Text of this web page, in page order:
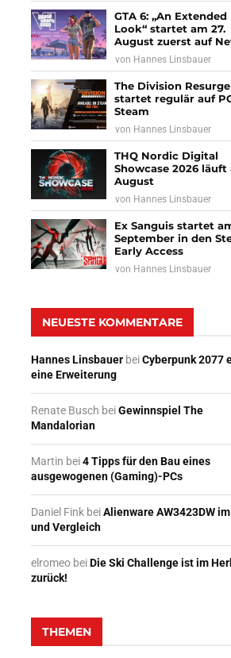
GTA 6: „An Extended
Look“ startet am 27.
August zuerst auf
von Hannes Linsbauer
The Division
startet regulär auf
Steam
von Hannes Linsbauer
THQ Nordic Digital
Showcase 2026 läuft
August
von Hannes Linsbauer
Ex Sanguis startet
September in den
Early Access
von Hannes Linsbauer
NEUESTE KOMMENTARE
Hannes Linsbauer beiCyberpunk 2077
eine Erweiterung
Renate Busch beiGewinnspiel The
Mandalorian
Martin bei4 Tipps für den Bau eines
ausgewogenen (Gaming)-PCs
Daniel Fink beiAlienware AW3423DW
und Vergleich
elromeo beiDie Ski Challenge ist im
zurück!
THEMEN